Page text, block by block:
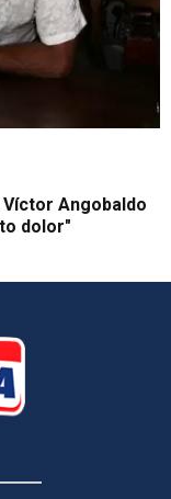
Angobaldo
dolor"